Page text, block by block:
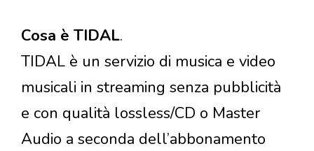
Cosa è TIDAL.
TIDAL è un servizio di musica e video
musicali in streaming senza pubblicità
e con qualità lossless/CD o Master
Audio a seconda dell’abbonamento